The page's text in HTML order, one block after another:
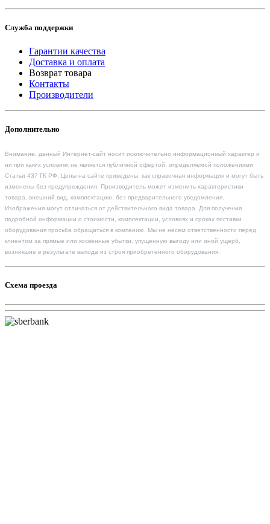
Служба поддержки
Гарантии качества
Доставка и оплата
Возврат товара
Контакты
Производители
Дополнительно
Внимание, данный Интернет-сайт носит исключительно информационный характер и
ни при каких условиях не является публичной офертой, определяемой положениями
Статьи 437 ГК РФ. Цены на сайте приведены, как справочная информация и могут быть
изменены без предупреждения. Производитель может изменить характеристики
товара, внешний вид, комплектацию, без предварительного уведомления.
Изображения могут отличаться от действительного вида товара. Для получения
подробной информации о стоимости, комплектации, условиях и сроках поставки
оборудования просьба обращаться в компанию. Мы не несем ответственности перед
клиентом за прямые или косвенные убытки, упущенную выгоду или иной ущерб,
возникшие в результате выхода из строя приобретенного оборудования.
Схема проезда